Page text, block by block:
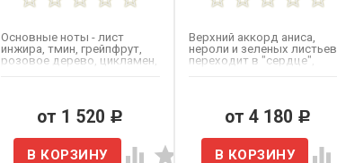
Основные ноты - лист
инжира, тмин, грейпфрут,
розовое дерево, цикламен,
от 1 520 Р
Верхний аккорд аниса,
нероли и зеленых листьев
переходит в "сердце",
от 4 180 Р